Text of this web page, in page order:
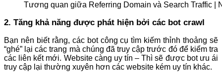
Tương quan giữa Referring Domain và Search Traffic |
2. Tăng khả năng được phát hiện bởi các bot crawl
Bạn nên biết rằng, các bot công cụ tìm kiếm thỉnh thoảng sẽ
“ghé” lại các trang mà chúng đã truy cập trước đó để kiểm tra
các liên kết mới. Website càng uy tín – Thì sẽ được bot ưu ái
truy cập lại thường xuyên hơn các website kém uy tín khác.